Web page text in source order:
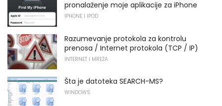
pronalaženje moje aplikacije za iPhone
IPHONE I IPOD
Razumevanje protokola za kontrolu
prenosa / Internet protokola (TCP / IP)
INTERNET I MREŽA
Šta je datoteka SEARCH-MS?
WINDOWS